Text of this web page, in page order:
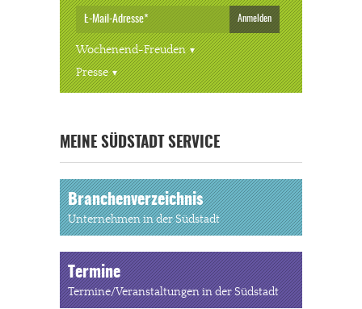
« ALLE VERANSTALTUNGEN
Anmelden
Wochenend-Freuden
Presse
MEINE SÜDSTADT SERVICE
Branchenverzeichnis
Unternehmen in der Südstadt
Termine
Termine/Veranstaltungen in der Südstadt